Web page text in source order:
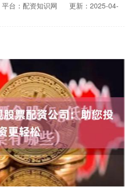
平台：配资知识网
更新：2025-04-